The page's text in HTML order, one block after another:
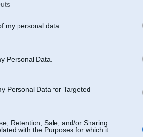
my personal data.
Personal Data.
Personal Data for Targeted
Retention, Sale, and/or Sharing
with the Purposes for which it